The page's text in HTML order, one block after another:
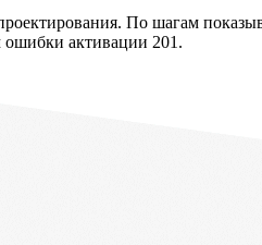
По шагам
активации 201.